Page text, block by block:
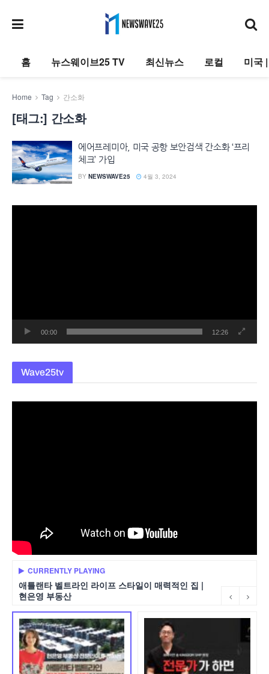
홈 뉴스웨이브25 TV 최신뉴스 로컬 미국
Home Tag 간소화
[태그:] 간소화
에어프레미아, 미국 공항 보안검색 간소화 ‘프리
체크’ 가입
BY NEWSWAVE25 4월 3, 2024
00:00 12:26
Wave25tv
CURRENTLY PLAYING
애틀랜타 벨트라인 라이프 스타일이 매력적인 집 |
현은영 부동산